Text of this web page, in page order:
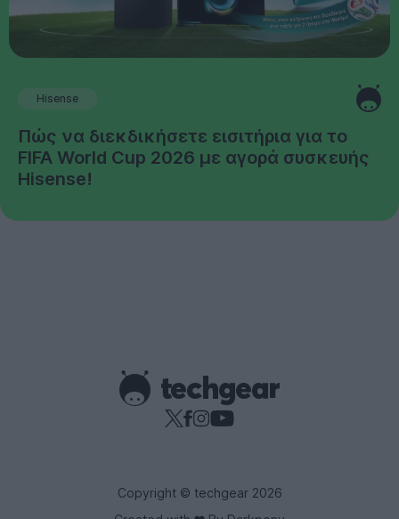
Hisense
Πώς να διεκδικήσετε εισιτήρια για το
FIFA World Cup 2026 με αγορά συσκευής
Hisense!
Copyright © techgear 2026